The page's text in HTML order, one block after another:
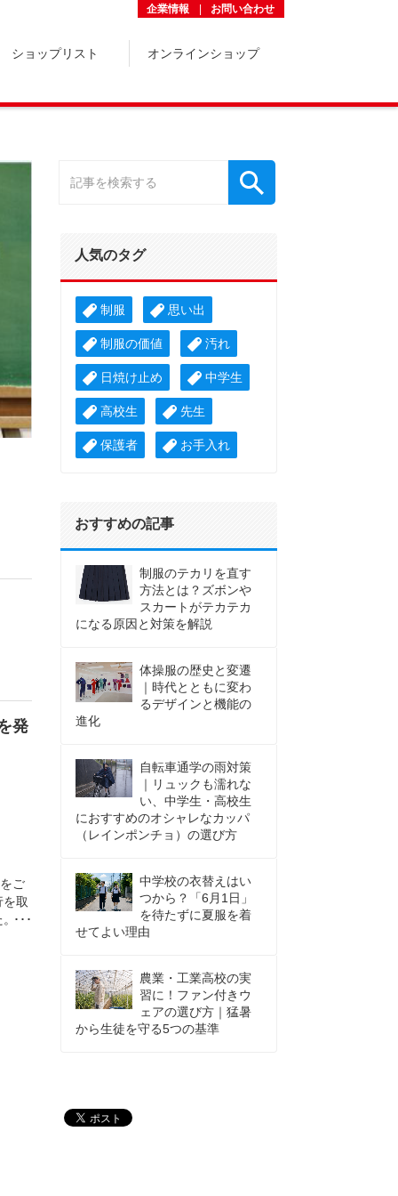
ショップリスト オンラインショップ
企業情報 お問い合わせ
発
ご
取
。こ
人気のタグ
制服 思い出
制服の価値 汚れ
日焼け止め 中学生
高校生 先生
保護者 お手入れ
おすすめの記事
制服のテカリを直す
方法とは？ズボンや
スカートがテカテカ
になる原因と対策を解説
体操服の歴史と変遷
｜時代とともに変わ
るデザインと機能の
進化
自転車通学の雨対策
｜リュックも濡れな
い、中学生・高校生
におすすめのオシャレなカッパ
（レインポンチョ）の選び方
中学校の衣替えはい
つから？「6月1日」
を待たずに夏服を着
せてよい理由
農業・工業高校の実
習に！ファン付きウ
ェアの選び方｜猛暑
から生徒を守る5つの基準